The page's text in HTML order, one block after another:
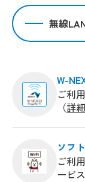
無線
W-
ご利
（詳
ソフ
ご利
ービ